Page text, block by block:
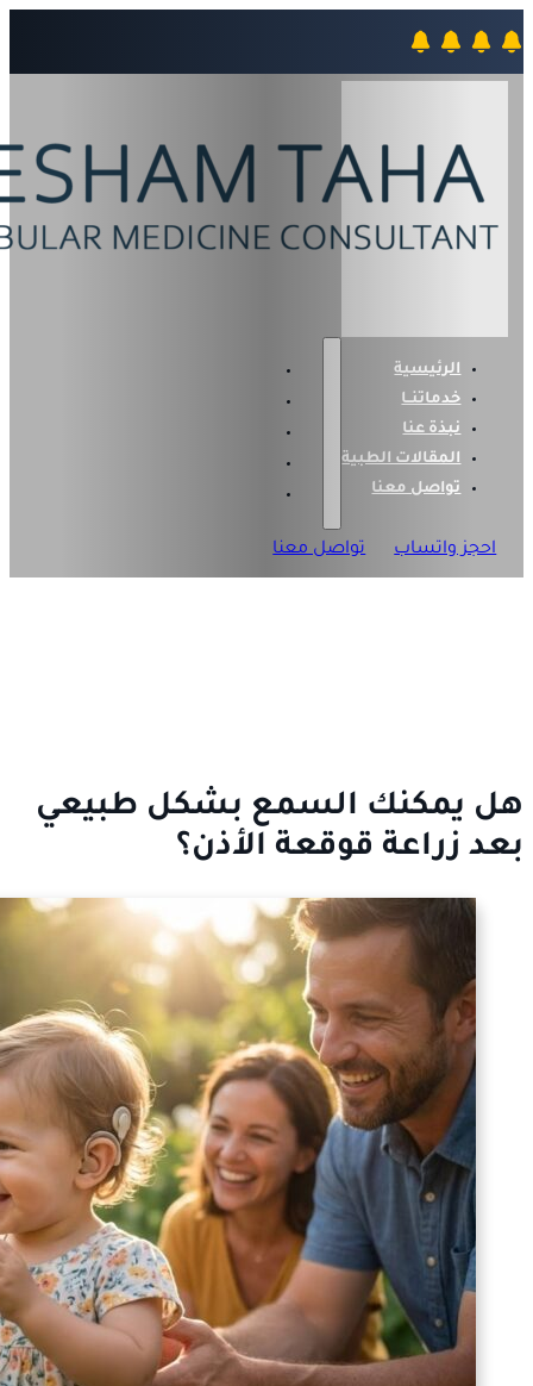
الرئيسية
خدماتنــا
نبذة عنا
المقالات الطبية
تواصل معنا
احجز واتساب تواصل معنا
هل يمكنك السمع بشكل طبيعي
بعد زراعة قوقعة الأذن؟